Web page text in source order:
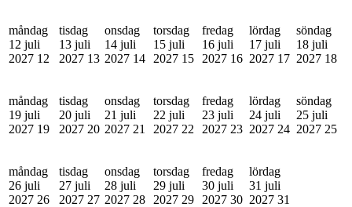
måndag
12 juli
2027 12
tisdag
13 juli
2027 13
onsdag
14 juli
2027 14
torsdag
15 juli
2027 15
fredag
16 juli
2027 16
lördag
17 juli
2027 17
söndag
18 juli
2027 18
måndag
19 juli
2027 19
tisdag
20 juli
2027 20
onsdag
21 juli
2027 21
torsdag
22 juli
2027 22
fredag
23 juli
2027 23
lördag
24 juli
2027 24
söndag
25 juli
2027 25
måndag
26 juli
2027 26
tisdag
27 juli
2027 27
onsdag
28 juli
2027 28
torsdag
29 juli
2027 29
fredag
30 juli
2027 30
lördag
31 juli
2027 31